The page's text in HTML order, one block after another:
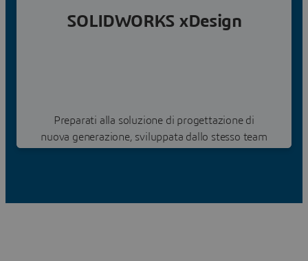
SOLIDWORKS xDesign
Preparati alla soluzione di progettazione di
nuova generazione, sviluppata dallo stesso team